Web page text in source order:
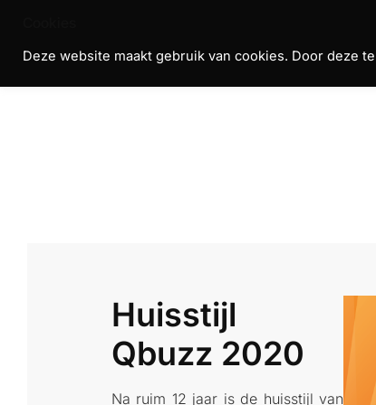
content
R
T
Huisstijl
Qbuzz 2020
Na ruim 12 jaar is de huisstijl van
Deze website maakt gebruik van cookies. Door deze